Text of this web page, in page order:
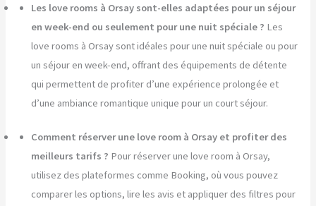
Les love rooms à Orsay sont-elles adaptées pour un séjour
en week-end ou seulement pour une nuit spéciale ? Les
love rooms à Orsay sont idéales pour une nuit spéciale ou pour
un séjour en week-end, offrant des équipements de détente
qui permettent de profiter d’une expérience prolongée et
d’une ambiance romantique unique pour un court séjour.
Comment réserver une love room à Orsay et profiter des
meilleurs tarifs ? Pour réserver une love room à Orsay,
utilisez des plateformes comme Booking, où vous pouvez
comparer les options, lire les avis et appliquer des filtres pour